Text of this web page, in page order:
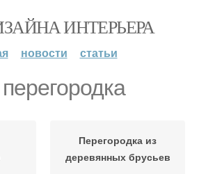
ИНТЕРЬЕРА
новости статьи
Перегородка из
деревянных брусьев